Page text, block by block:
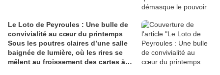
Le Loto de Peyroules : Une bulle de
convivialité au cœur du printemps
Sous les poutres claires d’une salle
baignée de lumière, où les rires se
mêlent au froissement des cartes à